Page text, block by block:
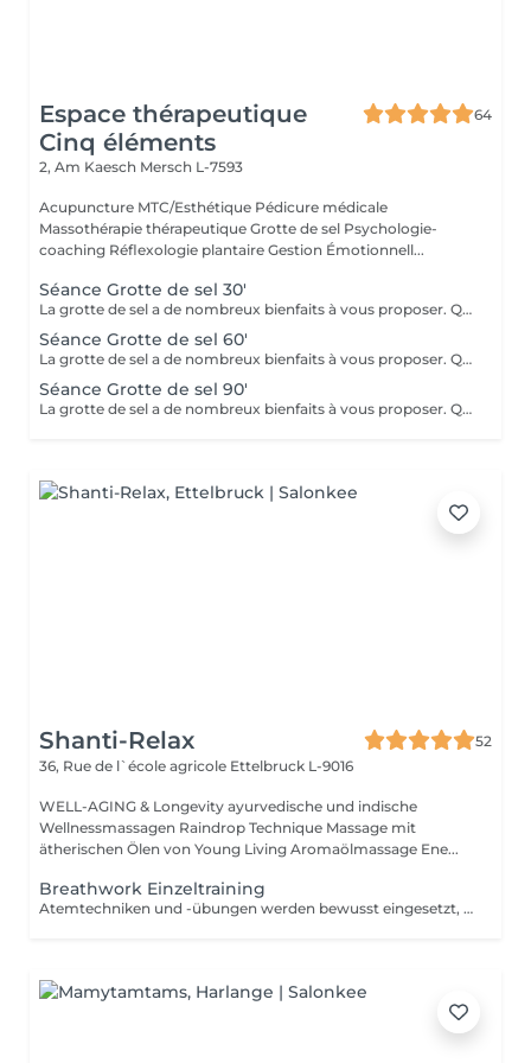
Espace thérapeutique
Cinq éléments
64
2, Am Kaesch Mersch L-7593
Acupuncture MTC/Esthétique Pédicure médicale
Massothérapie thérapeutique Grotte de sel Psychologie-
coaching Réflexologie plantaire Gestion Émotionnell...
Séance Grotte de sel 30'
La grotte de sel a de nombreux bienfaits à vous proposer. Que ce soit pour un moment de relaxation ou pour soulager des troubles respiratoires, lutter contre les toxines, diminuer l'anxiété, améliorer le sommeil ou l'état de fatigue, ou même bénéficier des bienfaits pour la beauté de la peau et sa reminéralisation ! Transats, plaids, coussins et infusions vous y attendront.
Séance Grotte de sel 60'
La grotte de sel a de nombreux bienfaits à vous proposer. Que ce soit pour un moment de relaxation ou pour soulager des troubles respiratoires, lutter contre les toxines, diminuer l'anxiété, améliorer le sommeil ou l'état de fatigue, ou même bénéficier des bienfaits pour la beauté de la peau et sa reminéralisation ! Transats, plaids, coussins et infusions vous y attendront.
Séance Grotte de sel 90'
La grotte de sel a de nombreux bienfaits à vous proposer. Que ce soit pour un moment de relaxation ou pour soulager des troubles respiratoires, lutter contre les toxines, diminuer l'anxiété, améliorer le sommeil ou l'état de fatigue, ou même bénéficier des bienfaits pour la beauté de la peau et sa reminéralisation ! Transats, plaids, coussins et infusions vous y attendront.
Shanti-Relax
52
36, Rue de l`école agricole Ettelbruck L-9016
WELL-AGING & Longevity ayurvedische und indische
Wellnessmassagen Raindrop Technique Massage mit
ätherischen Ölen von Young Living Aromaölmassage Ene...
Breathwork Einzeltraining
Atemtechniken und -übungen werden bewusst eingesetzt, um dein Wohlbefinden zu verbessern, Stress abzubauen und ganz nach ayurvedischer Sicht ein Gefühl von erweitertem Bewusstsein zu erlangen (Sattva). Im Einzelsetting oder in der Gruppe erarbeiten wir zusammen dein eigenes Ziel das du erreichen möchtest: Entspannung, dein Energie Niveau steigern, Emotionale Verarbeitung verschiedenster Ereignisse in deinem Leben, die spirituelle Erweiterung, bessere Schlafqualität, ....